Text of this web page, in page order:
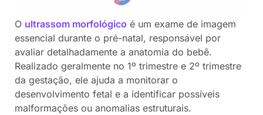
O ultrassom morfológico é um exame de imagem
essencial durante o pré-natal, responsável por
avaliar detalhadamente a anatomia do bebê.
Realizado geralmente no 1º trimestre e 2º trimestre
da gestação, ele ajuda a monitorar o
desenvolvimento fetal e a identificar possíveis
malformações ou anomalias estruturais.